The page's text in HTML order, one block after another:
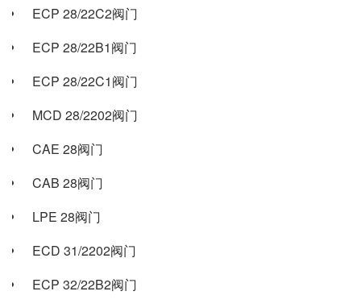
ECP 28/22C2阀门
ECP 28/22B1阀门
ECP 28/22C1阀门
MCD 28/2202阀门
CAE 28阀门
CAB 28阀门
LPE 28阀门
ECD 31/2202阀门
ECP 32/22B2阀门